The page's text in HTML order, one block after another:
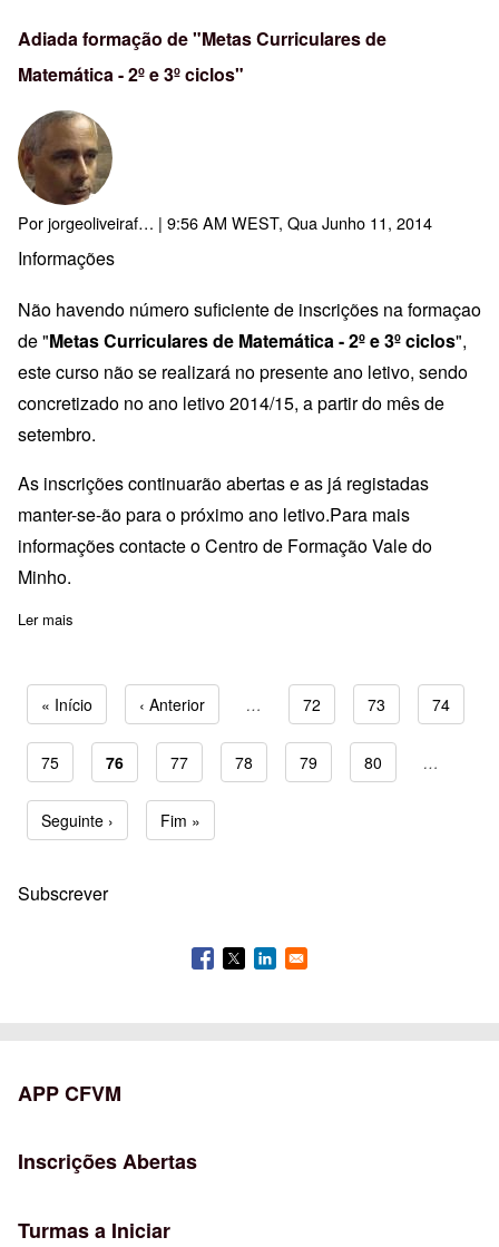
Adiada formação de "Metas Curriculares de
Matemática - 2º e 3º ciclos"
Porjorgeoliveiraf… | 9:56 AM WEST, Qua Junho 11, 2014
Informações
Não havendo número suficiente de inscrições na formaçao
de "Metas Curriculares de Matemática - 2º e 3º ciclos",
este curso não se realizará no presente ano letivo, sendo
concretizado no ano letivo 2014/15, a partir do mês de
setembro.
As inscrições continuarão abertas e as já registadas
manter-se-ão para o próximo ano letivo.Para mais
informações contacte o Centro de Formação Vale do
Minho.
Ler mais
Paginação
Primeira página
« Início Página anterior
‹ Anterior … Page
72 Page
73 Page
74
Page
75 Página atual
76 Page
77 Page
78 Page
79 Page
80 …
Próxima página
Seguinte › Última página
Fim »
Subscrever
APP CFVM
Inscrições Abertas
Turmas a Iniciar